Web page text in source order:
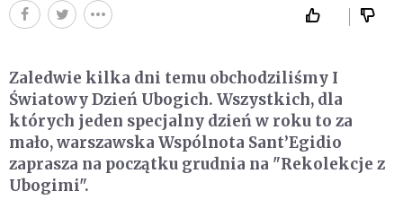
Zaledwie kilka dni temu obchodziliśmy I
Światowy Dzień Ubogich. Wszystkich, dla
których jeden specjalny dzień w roku to za
mało, warszawska Wspólnota Sant’Egidio
zaprasza na początku grudnia na "Rekolekcje z
Ubogimi".